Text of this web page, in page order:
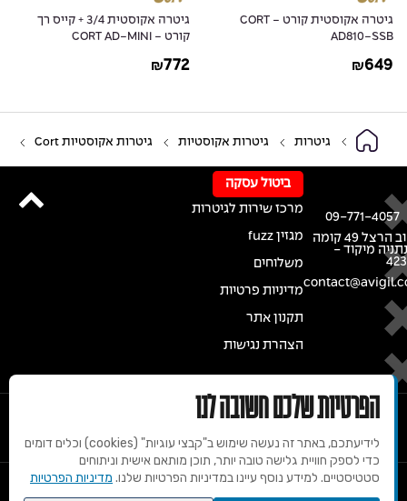
גיטרה אקוסטית קורט - CORT
AD810-SSB
₪649
גיטרה אקוסטית 3/4 + קייס רך
קורט - CORT AD-MINI
₪772
גיטרות גיטרות אקוסטיות גיטרות אקוסטיות Cort
רחוב הרצל 49 קומה
מיקוד -
09-771-4057
ביטול עסקה
מרכז שירות לגיטרות
מגזין fuzz
משלוחים
מדיניות פרטיות
תקנון אתר
הצהרת נגישות
הפרטיות שלכם חשובה לנו
לידיעתכם, באתר זה נעשה שימוש ב"קבצי עוגיות" (cookies) וכלים דומים
כדי לספק חוויית גלישה טובה יותר, תוכן מותאם אישית וניתוחים
סטטיסטיים. למידע נוסף עיינו במדיניות הפרטיות שלנו. מדיניות הפרטיות